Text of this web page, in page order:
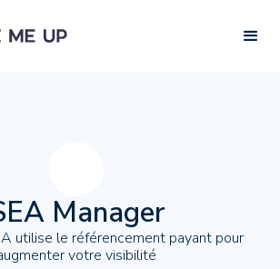
Manager
utilise le référencement payant pour
votre visibilité